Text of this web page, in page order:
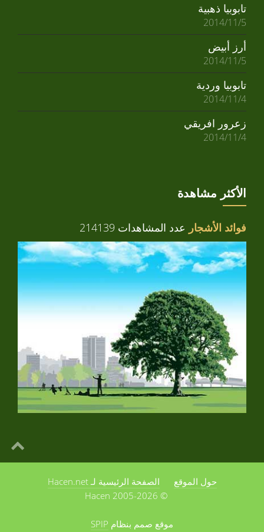
تابوبيا ذهبية
2014/11/5
أرز أبيض
2014/11/5
تابوبيا وردية
2014/11/4
زعرور افريقي
2014/11/4
الأكثر مشاهدة
فوائد الأشجار عدد المشاهدات 214139
حول الموقع
الصفحة الرئيسية لـ Hacen.net
© 2005-2026 Hacen
موقع صمم بنظام SPIP